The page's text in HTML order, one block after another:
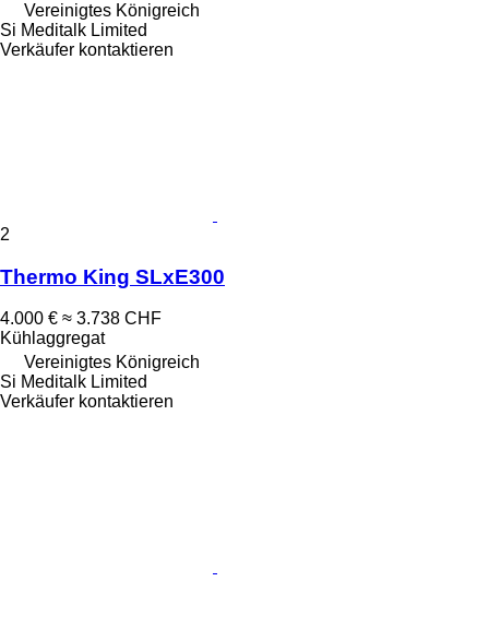
Vereinigtes Königreich
Si Meditalk Limited
Verkäufer kontaktieren
2
Thermo King SLxE300
4.000 € ≈ 3.738 CHF
Kühlaggregat
Vereinigtes Königreich
Si Meditalk Limited
Verkäufer kontaktieren